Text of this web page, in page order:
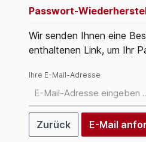
Passwort-
Wir senden Ihnen eine
enthaltenen Link, um Ihr
Ihre E-Mail-Adresse
Zurück E-Mail